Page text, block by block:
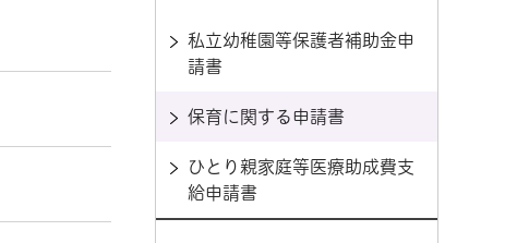
私立幼稚園等保護者補助金申
請書
保育に関する申請書
ひとり親家庭等医療助成費支
給申請書